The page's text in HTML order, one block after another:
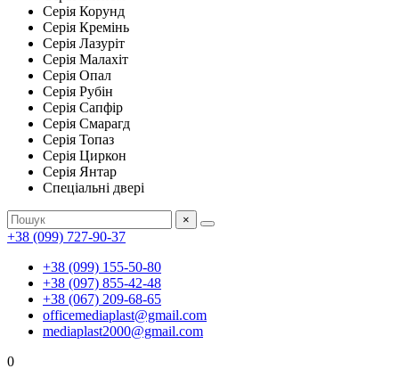
Серія Корунд
Серія Кремінь
Серія Лазуріт
Серія Малахіт
Серія Опал
Серія Рубін
Серія Сапфір
Серія Смарагд
Серія Топаз
Серія Циркон
Серія Янтар
Спеціальні двері
×
+38 (099) 727-90-37
+38 (099) 155-50-80
+38 (097) 855-42-48
+38 (067) 209-68-65
officemediaplast@gmail.com
mediaplast2000@gmail.com
0